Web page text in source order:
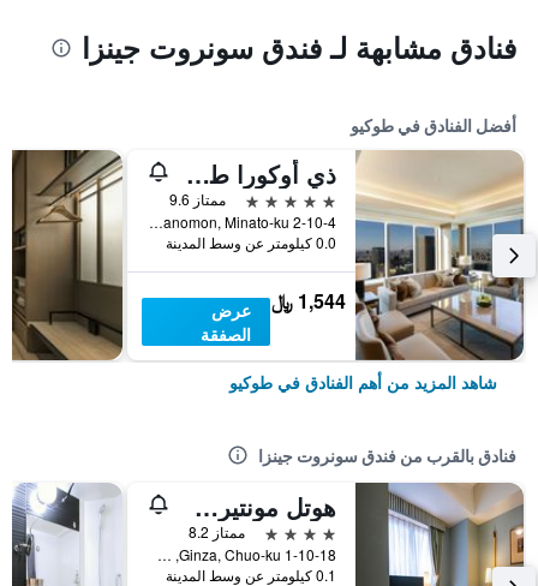
فنادق مشابهة لـ فندق سونروت جينزا
أفضل الفنادق في طوكيو
ذي أوكورا طوكيو
5 نجوم
ممتاز 9.6
2-10-4 Toranomon, Minato-ku, طوكيو, اليابان
0.0 كيلومتر عن وسط المدينة
1,544 ﷼
عرض
الصفقة
شاهد المزيد من أهم الفنادق في طوكيو
فنادق بالقرب من فندق سونروت جينزا
هوتل مونتيري لا سوير جينزا
4 نجوم
ممتاز 8.2
1-10-18 Ginza, Chuo-ku, طوكيو, اليابان
0.1 كيلومتر عن وسط المدينة